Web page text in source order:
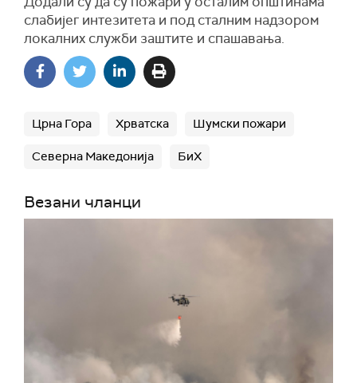
слабијег интезитета и под сталним надзором
локалних служби заштите и спашавања.
Црна Гора Хрватска Шумски пожари
Северна Македонија БиХ
Везани чланци